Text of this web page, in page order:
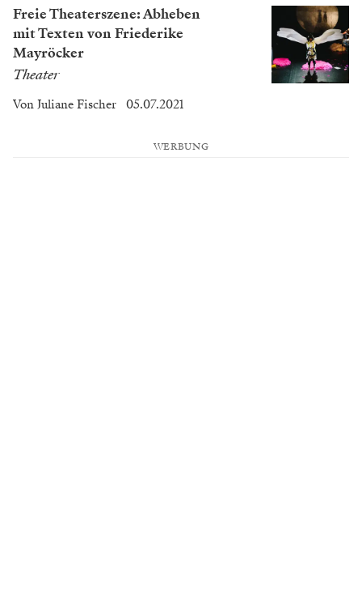
Freie Theaterszene: Abheben
mit Texten von Friederike
Mayröcker
Theater
Von Juliane Fischer 05.07.2021
WERBUNG